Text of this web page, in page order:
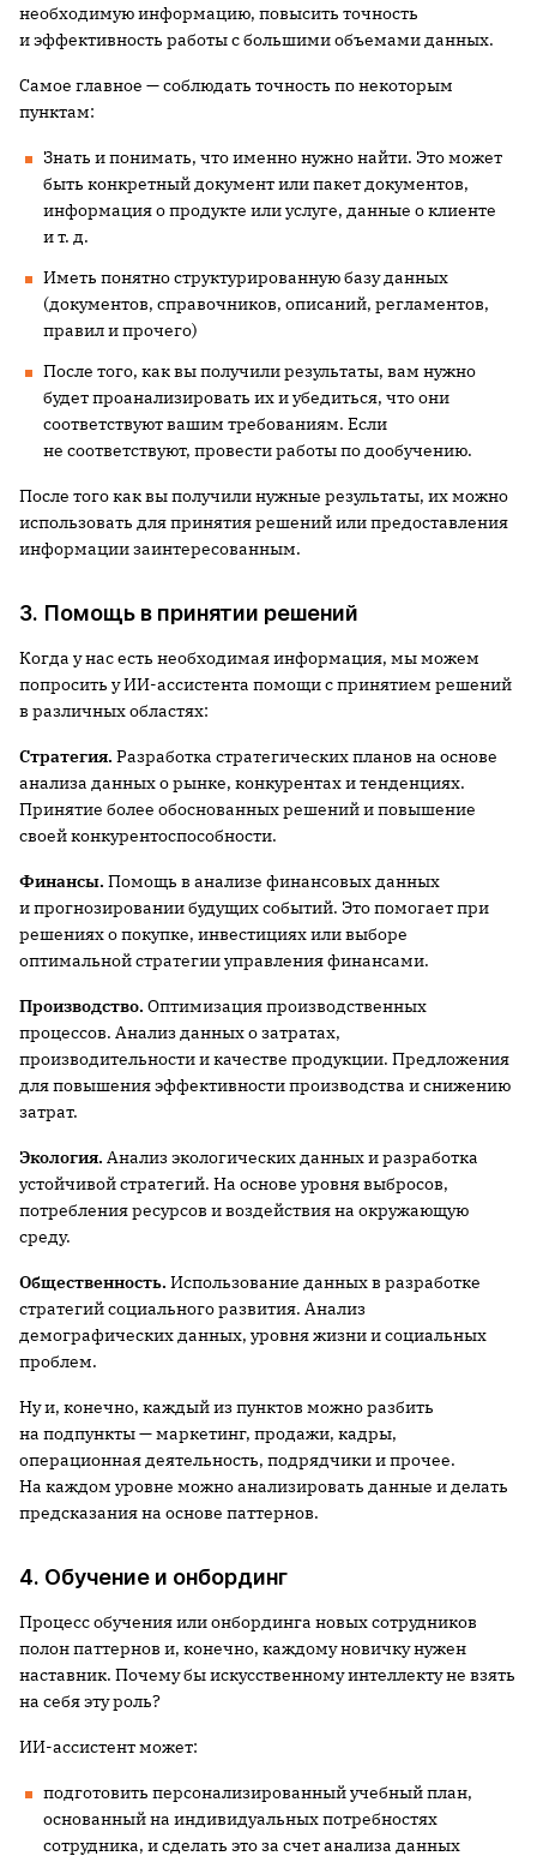
необходимую информацию, повысить точность
и эффективность работы с большими объемами данных.
Самое главное — соблюдать точность по некоторым
пунктам:
Знать и понимать, что именно нужно найти. Это может
быть конкретный документ или пакет документов,
информация о продукте или услуге, данные о клиенте
и т. д.
Иметь понятно структурированную базу данных
(документов, справочников, описаний, регламентов,
правил и прочего)
После того, как вы получили результаты, вам нужно
будет проанализировать их и убедиться, что они
соответствуют вашим требованиям. Если
не соответствуют, провести работы по дообучению.
После того как вы получили нужные результаты, их можно
использовать для принятия решений или предоставления
информации заинтересованным.
3. Помощь в принятии решений
Когда у нас есть необходимая информация, мы можем
попросить у ИИ-ассистента помощи с принятием решений
в различных областях:
Стратегия. Разработка стратегических планов на основе
анализа данных о рынке, конкурентах и тенденциях.
Принятие более обоснованных решений и повышение
своей конкурентоспособности.
Финансы. Помощь в анализе финансовых данных
и прогнозировании будущих событий. Это помогает при
решениях о покупке, инвестициях или выборе
оптимальной стратегии управления финансами.
Производство. Оптимизация производственных
процессов. Анализ данных о затратах,
производительности и качестве продукции. Предложения
для повышения эффективности производства и снижению
затрат.
Экология. Анализ экологических данных и разработка
устойчивой стратегий. На основе уровня выбросов,
потребления ресурсов и воздействия на окружающую
среду.
Общественность. Использование данных в разработке
стратегий социального развития. Анализ
демографических данных, уровня жизни и социальных
проблем.
Ну и, конечно, каждый из пунктов можно разбить
на подпункты — маркетинг, продажи, кадры,
операционная деятельность, подрядчики и прочее.
На каждом уровне можно анализировать данные и делать
предсказания на основе паттернов.
4. Обучение и онбординг
Процесс обучения или онбординга новых сотрудников
полон паттернов и, конечно, каждому новичку нужен
наставник. Почему бы искусственному интеллекту не взять
на себя эту роль?
ИИ-ассистент может:
подготовить персонализированный учебный план,
основанный на индивидуальных потребностях
сотрудника, и сделать это за счет анализа данных